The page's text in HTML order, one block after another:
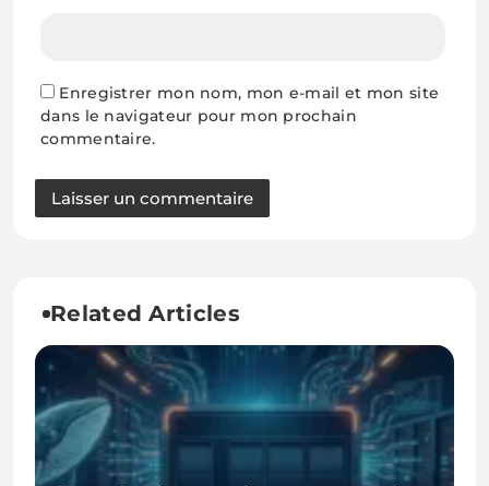
Enregistrer mon nom, mon e-mail et mon site
dans le navigateur pour mon prochain
commentaire.
Related Articles